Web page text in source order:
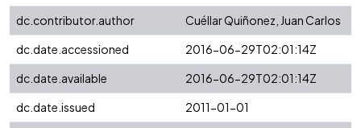
dc.contributor.author
Cuéllar Quiñonez, Juan Carlos
dc.date.accessioned
2016-06-29T02:01:14Z
dc.date.available
2016-06-29T02:01:14Z
dc.date.issued
2011-01-01